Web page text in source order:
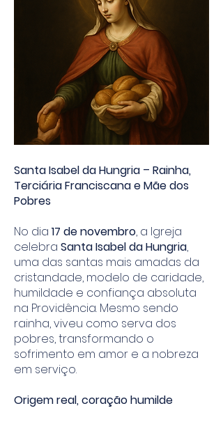
Santa Isabel da Hungria – Rainha,
Terciária Franciscana e Mãe dos
Pobres
No dia 17 de novembro, a Igreja
celebra Santa Isabel da Hungria,
uma das santas mais amadas da
cristandade, modelo de caridade,
humildade e confiança absoluta
na Providência. Mesmo sendo
rainha, viveu como serva dos
pobres, transformando o
sofrimento em amor e a nobreza
em serviço.
Origem real, coração humilde